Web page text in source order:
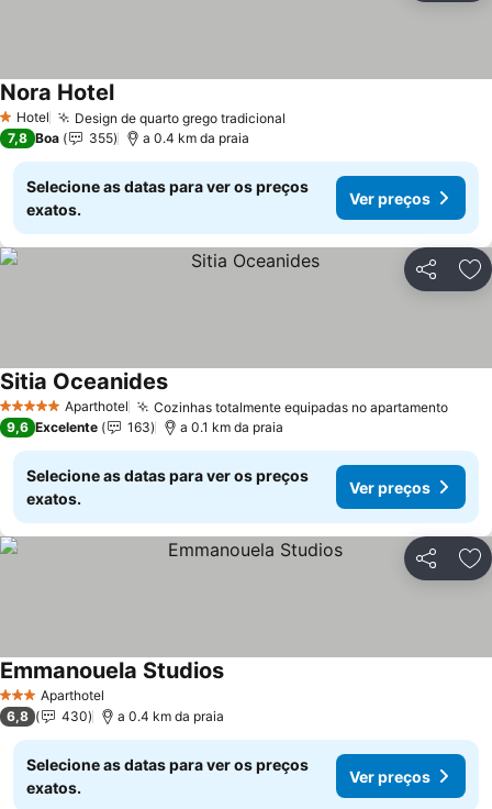
1 Estrelas
Hotel Design de quarto grego tradicional
Nora Hotel
7,8 Boa 355 a 0.4 km da praia
Selecione as datas para ver os preços
exatos.
Ver preços
Partilhar
5 Estrelas Aparthotel Cozinhas totalmente equipadas no apartamento
Sitia Oceanides
9,6 Excelente 163 a 0.1 km da praia
Selecione as datas para ver os preços
exatos.
Ver preços
Partilhar
3 EstrelasAparthotel
Emmanouela Studios
6,8 430 a 0.4 km da praia
Selecione as datas para ver os preços
exatos.
Ver preços